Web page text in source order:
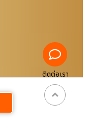
ติดต่อเรา